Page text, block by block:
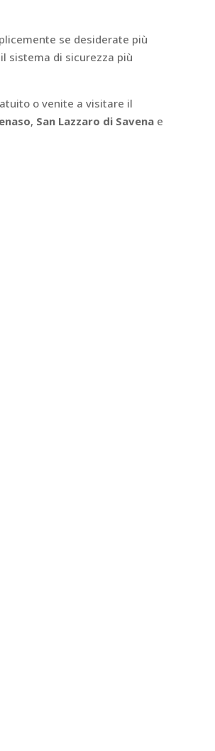
se desiderate più
sistema di sicurezza più
o venite a visitare il
, San Lazzaro di Savena e